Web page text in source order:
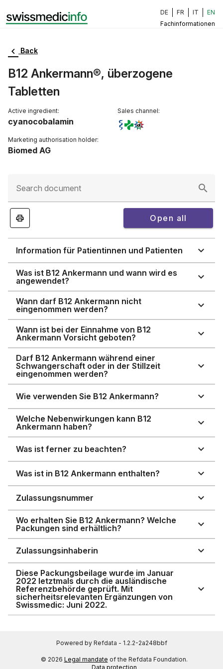
Fachinformationen
DE FR IT EN
Back
B12 Ankermann®, überzogene
Tabletten
Active ingredient:
cyanocobalamin
Marketing authorisation holder:
Biomed AG
Sales channel:
Search document
Open all
Information für Patientinnen und Patienten
Was ist B12 Ankermann und wann wird es
angewendet?
Wann darf B12 Ankermann nicht
eingenommen werden?
Wann ist bei der Einnahme von B12
Ankermann Vorsicht geboten?
Darf B12 Ankermann während einer
Schwangerschaft oder in der Stillzeit
eingenommen werden?
Wie verwenden Sie B12 Ankermann?
Welche Nebenwirkungen kann B12
Ankermann haben?
Was ist ferner zu beachten?
Was ist in B12 Ankermann enthalten?
Zulassungsnummer
Wo erhalten Sie B12 Ankermann? Welche
Packungen sind erhältlich?
Zulassungsinhaberin
Diese Packungsbeilage wurde im Januar
2022 letztmals durch die ausländische
Referenzbehörde geprüft. Mit
sicherheitsrelevanten Ergänzungen von
Swissmedic: Juni 2022.
Powered by Refdata - 1.2.2-2a248bbf
© 2026 Legal mandate of the Refdata Foundation.
Data protection